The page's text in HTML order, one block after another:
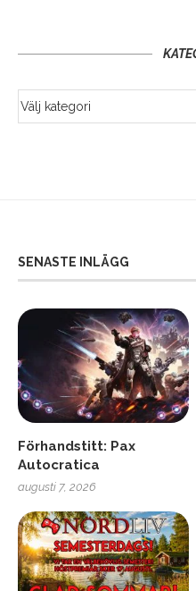
SENASTE INLÄGG
Förhandstitt: Pax
Autocratica
augusti 7, 2026